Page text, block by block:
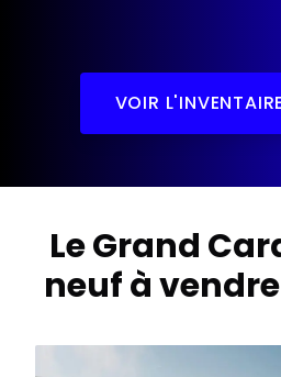
VOIR
Le Grand
neuf à